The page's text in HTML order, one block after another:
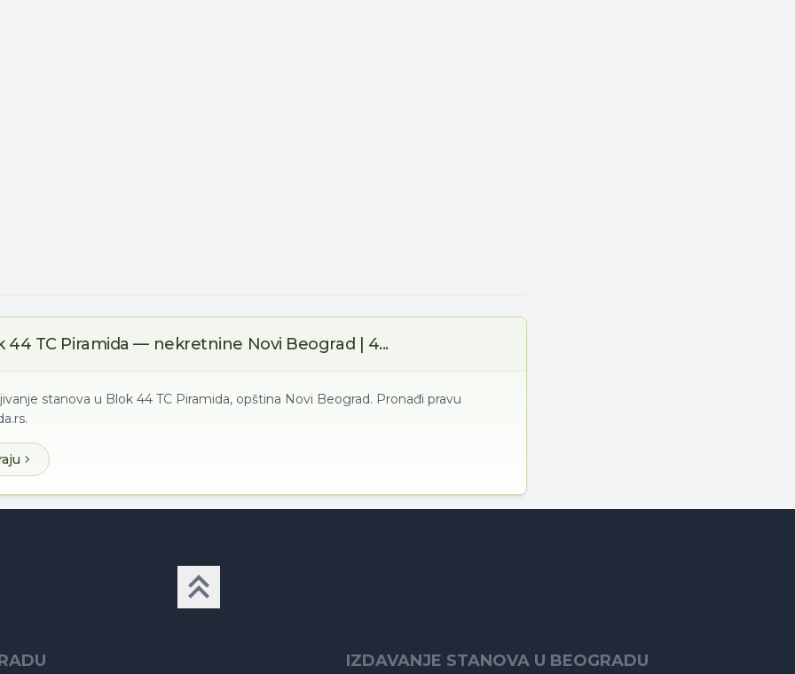
44 TC Piramida — nekretnine Novi Beograd | 4...
stanova u Blok 44 TC Piramida, opština Novi Beograd. Pronađi pravu
IZDAVANJE STANOVA U BEOGRADU